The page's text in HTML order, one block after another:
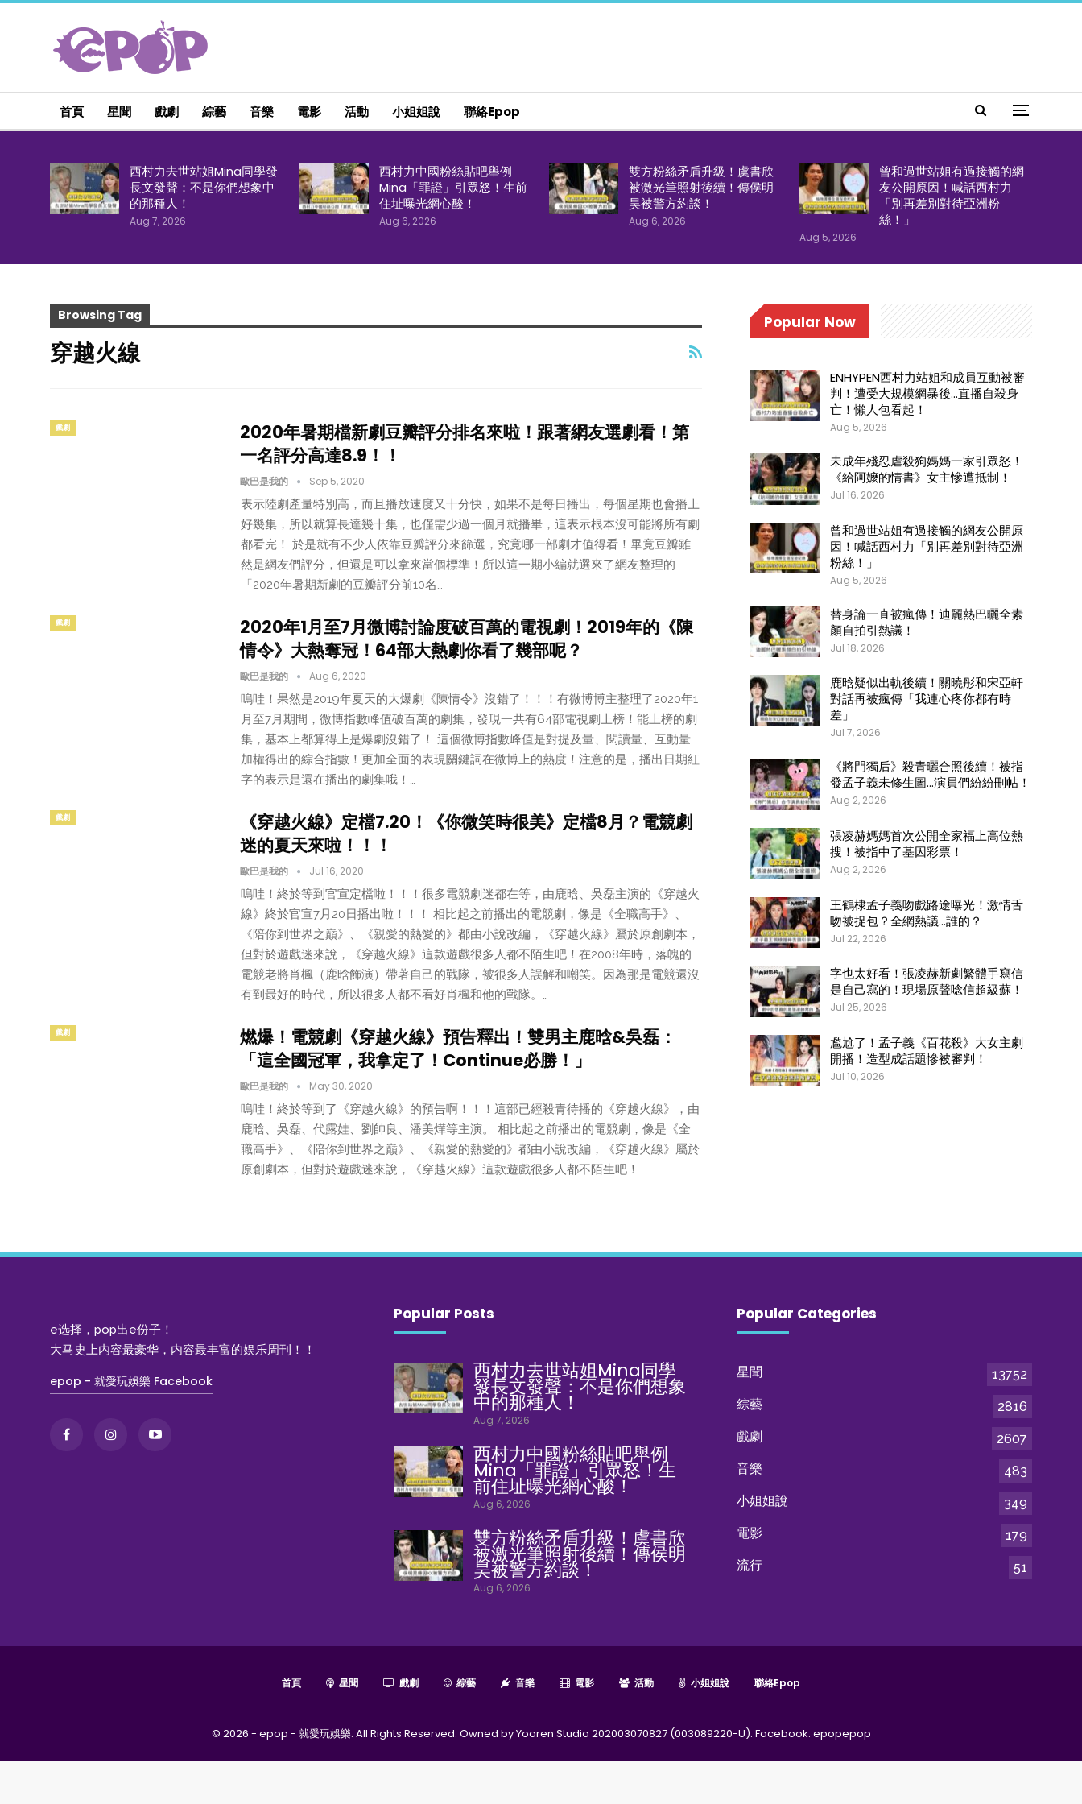
首頁 星聞 戲劇 綜藝 音樂 電影 活動 小姐姐說 聯絡epop
西村力去世站姐Mina同學發
長文發聲：不是你們想象中
的那種人！
Aug 7, 2026
西村力中國粉絲貼吧舉例
Mina「罪證」引眾怒！生前
住址曝光網心酸！
Aug 6, 2026
雙方粉絲矛盾升級！虞書欣
被激光筆照射後續！傳侯明
昊被警方約談！
Aug 6, 2026
曾和過世站姐有過接觸的網
友公開原因！喊話西村力
「別再差別對待亞洲粉
絲！」
Aug 5, 2026
Browsing Tag
穿越火線
戲劇
2020年暑期檔新劇豆瓣評分排名來啦！跟著網友選劇看！第
一名評分高達8.9！！
歐巴是我的 Sep 5, 2020
表示陸劇產量特別高，而且播放速度又十分快，如果不是每日播出，每個星期也會播上
好幾集，所以就算長達幾十集，也僅需少過一個月就播畢，這表示根本沒可能將所有劇
都看完！ 於是就有不少人依靠豆瓣評分來篩選，究竟哪一部劇才值得看！畢竟豆瓣雖
然是網友們評分，但還是可以拿來當個標準！所以這一期小編就選來了網友整理的
「2020年暑期新劇的豆瓣評分前10名…
戲劇
2020年1月至7月微博討論度破百萬的電視劇！2019年的《陳
情令》大熱奪冠！64部大熱劇你看了幾部呢？
歐巴是我的 Aug 6, 2020
嗚哇！果然是2019年夏天的大爆劇《陳情令》沒錯了！！！有微博博主整理了2020年1
月至7月期間，微博指數峰值破百萬的劇集，發現一共有64部電視劇上榜！能上榜的劇
集，基本上都算得上是爆劇沒錯了！ 這個微博指數峰值是對提及量、閱讀量、互動量
加權得出的綜合指數！更加全面的表現關鍵詞在微博上的熱度！注意的是，播出日期紅
字的表示是還在播出的劇集哦！…
戲劇
《穿越火線》定檔7.20！《你微笑時很美》定檔8月？電競劇
迷的夏天來啦！！！
歐巴是我的 Jul 16, 2020
嗚哇！終於等到官宣定檔啦！！！很多電競劇迷都在等，由鹿晗、吳磊主演的《穿越火
線》終於官宣7月20日播出啦！！！ 相比起之前播出的電競劇，像是《全職高手》、
《陪你到世界之巔》、《親愛的熱愛的》都由小說改編，《穿越火線》屬於原創劇本，
但對於遊戲迷來說，《穿越火線》這款遊戲很多人都不陌生吧！在2008年時，落魄的
電競老將肖楓（鹿晗飾演）帶著自己的戰隊，被很多人誤解和嘲笑。因為那是電競還沒
有到最好的時代，所以很多人都不看好肖楓和他的戰隊。…
戲劇
燃爆！電競劇《穿越火線》預告釋出！雙男主鹿晗&吳磊：
「這全國冠軍，我拿定了！Continue必勝！」
歐巴是我的 May 30, 2020
嗚哇！終於等到了《穿越火線》的預告啊！！！這部已經殺青待播的《穿越火線》，由
鹿晗、吳磊、代露娃、劉帥良、潘美燁等主演。 相比起之前播出的電競劇，像是《全
職高手》、《陪你到世界之巔》、《親愛的熱愛的》都由小說改編，《穿越火線》屬於
原創劇本，但對於遊戲迷來說，《穿越火線》這款遊戲很多人都不陌生吧！ …
Popular Now
ENHYPEN西村力站姐和成員互動被審
判！遭受大規模網暴後…直播自殺身
亡！懶人包看起！
Aug 5, 2026
未成年殘忍虐殺狗媽媽一家引眾怒！
《給阿嬤的情書》女主慘遭抵制！
Jul 16, 2026
曾和過世站姐有過接觸的網友公開原
因！喊話西村力「別再差別對待亞洲
粉絲！」
Aug 5, 2026
替身論一直被瘋傳！迪麗熱巴曬全素
顏自拍引熱議！
Jul 18, 2026
鹿晗疑似出軌後續！關曉彤和宋亞軒
對話再被瘋傳「我連心疼你都有時
差」
Jul 7, 2026
《將門獨后》殺青曬合照後續！被指
發孟子義未修生圖…演員們紛紛刪帖！
Aug 2, 2026
張凌赫媽媽首次公開全家福上高位熱
搜！被指中了基因彩票！
Aug 2, 2026
王鶴棣孟子義吻戲路途曝光！激情舌
吻被捉包？全網熱議…誰的？
Jul 22, 2026
字也太好看！張凌赫新劇繁體手寫信
是自己寫的！現場原聲唸信超級蘇！
Jul 25, 2026
尷尬了！孟子義《百花殺》大女主劇
開播！造型成話題慘被審判！
Jul 10, 2026
e选择，pop出e份子！
大马史上内容最豪华，内容最丰富的娱乐周刊！！
epop - 就愛玩娛樂 Facebook
Popular Posts
西村力去世站姐Mina同學
發長文發聲：不是你們想象
中的那種人！
Aug 7, 2026
西村力中國粉絲貼吧舉例
Mina「罪證」引眾怒！生
前住址曝光網心酸！
Aug 6, 2026
雙方粉絲矛盾升級！虞書欣
被激光筆照射後續！傳侯明
昊被警方約談！
Aug 6, 2026
Popular Categories
星聞
13752
綜藝
2816
戲劇
2607
音樂
483
小姐姐說
349
電影
179
流行
51
首頁 星聞 戲劇 綜藝 音樂 電影 活動 小姐姐說 聯絡epop
© 2026 - epop - 就愛玩娛樂. All Rights Reserved. Owned by Yooren Studio 202003070827 (003089220-U). Facebook: epopepop